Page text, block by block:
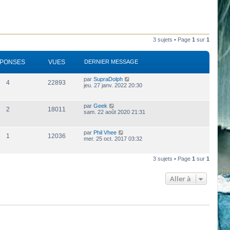
3 sujets • Page 1 sur 1
VUES DERNIER MESSAGE
4 22893 par SupraDolph
jeu. 27 janv. 2022 20:30
2 18011 par Geek
sam. 22 août 2020 21:31
1 12036 par Phil Vhee
mer. 25 oct. 2017 03:32
3 sujets • Page 1 sur 1
Aller à